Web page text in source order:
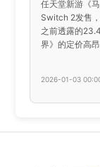
任天堂新游《
Switch 2发售
之前透露的
界》的定价高
2026-01-03